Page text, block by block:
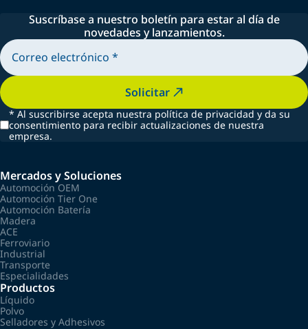
Suscríbase a nuestro boletín para estar al día de
novedades y lanzamientos.
Solicitar
* Al suscribirse acepta nuestra política de privacidad y da su
consentimiento para recibir actualizaciones de nuestra
empresa.
Mercados y Soluciones
Automoción OEM
Automoción Tier One
Automoción Batería
Madera
ACE
Ferroviario
Industrial
Transporte
Especialidades
Productos
Líquido
Polvo
Selladores y Adhesivos